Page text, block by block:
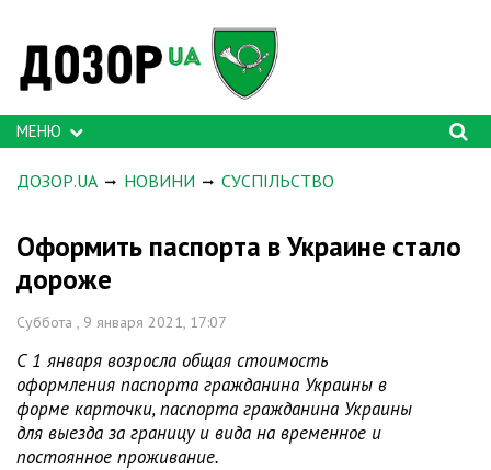
МЕНЮ
ДОЗОР.UA НОВИНИ СУСПІЛЬСТВО
Оформить паспорта в Украине стало
дороже
Суббота , 9 января 2021, 17:07
С 1 января возросла общая стоимость
оформления паспорта гражданина Украины в
форме карточки, паспорта гражданина Украины
для выезда за границу и вида на временное и
постоянное проживание.